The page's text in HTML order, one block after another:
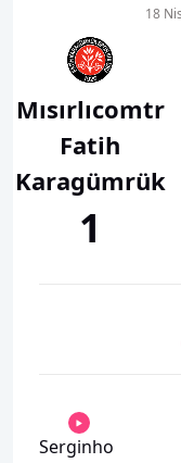
Mısırlıcomtr
Fatih
Karagümrük
1
18
Serginho